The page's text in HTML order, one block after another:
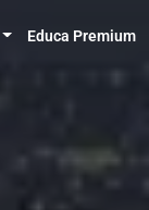
Educa Premium